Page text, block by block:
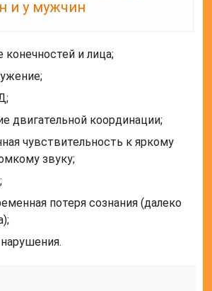
и у мужчин
конечностей и лица;
двигательной координации;
чувствительность к яркому
звуку;
потеря сознания (далеко